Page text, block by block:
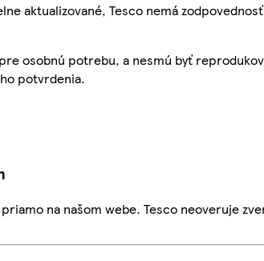
aktualizované, Tesco nemá
osobnú potrebu, a nesmú byť
potvrdenia.
na našom webe. Tesco neoveruje